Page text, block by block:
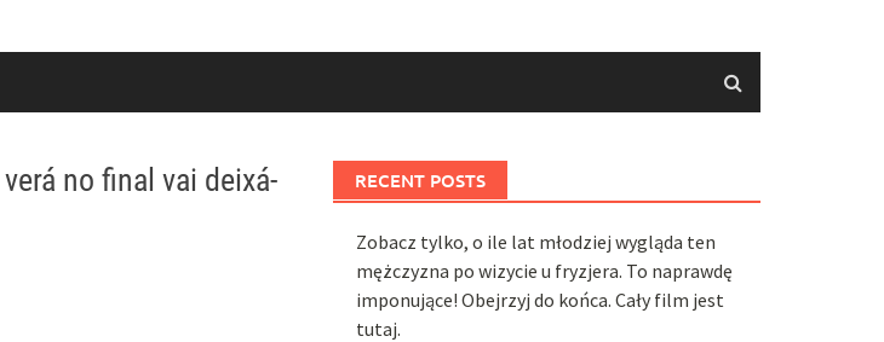
no final vai deixá-
RECENT POSTS
Zobacz tylko, o ile lat młodziej wygląda ten
mężczyzna po wizycie u fryzjera. To naprawdę
imponujące! Obejrzyj do końca. Cały film jest
tutaj.